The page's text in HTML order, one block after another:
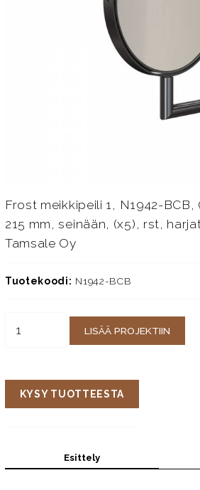
Frost meikkipeili 1, N1942-
215 mm, seinään, (x5), rst,
Tamsale Oy
Tuotekoodi: N1942-BCB
LISÄÄ PROJEKTIIN
KYSY TUOTTEESTA
Esittely